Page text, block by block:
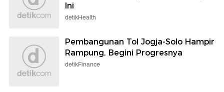
Ini
detikHealth
Pembangunan Tol Jogja-Solo Hampir
Rampung, Begini Progresnya
detikFinance